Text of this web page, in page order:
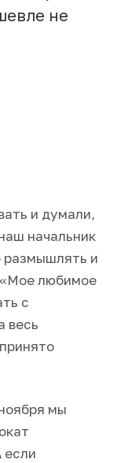
не
и думали,
начальник
размышлять и
«Мое любимое
с
весь
мы
если